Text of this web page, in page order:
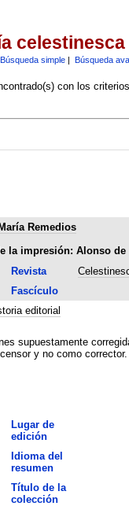
celestinesca
Búsqueda simple| Búsqueda
con los
Remedios
la impresión: Alonso
Revista
Fascículo
editorial
supuestamente
y no como corrector.
Lugar de
edición
Idioma del
resumen
Título de la
colección